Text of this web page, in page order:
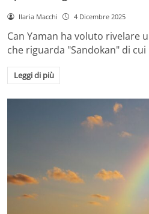
Ilaria Macchi 4 Dicembre 2025
Can Yaman ha voluto rivelare
che riguarda "Sandokan" di
Leggi di più